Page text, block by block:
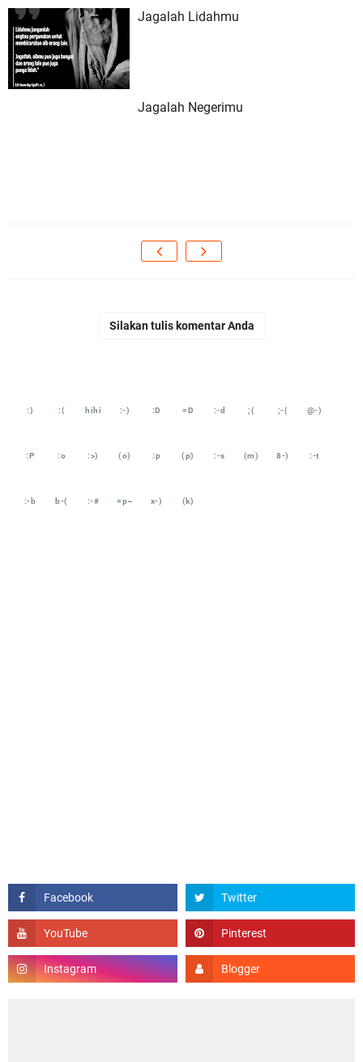
Jagalah Lidahmu
Jagalah Negerimu
Silakan tulis komentar Anda
:) :( hihi :-) :D =D :-d ;( ;-( @-)
:P :o :>) (o) :p (p) :-s (m) 8-) :-t
:-b b-( :-# =p~ x-) (k)